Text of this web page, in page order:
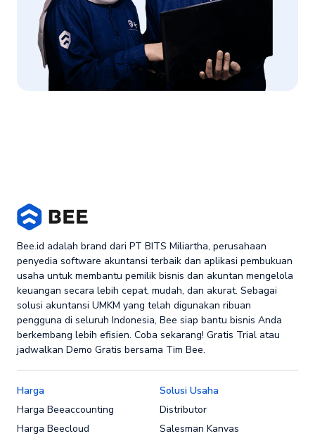
Bee.id adalah brand dari PT BITS Miliartha, perusahaan
penyedia software akuntansi terbaik dan aplikasi pembukuan
usaha untuk membantu pemilik bisnis dan akuntan mengelola
keuangan secara lebih cepat, mudah, dan akurat. Sebagai
solusi akuntansi UMKM yang telah digunakan ribuan
pengguna di seluruh Indonesia, Bee siap bantu bisnis Anda
berkembang lebih efisien. Coba sekarang! Gratis Trial atau
jadwalkan Demo Gratis bersama Tim Bee.
Harga
Harga Beeaccounting
Harga Beecloud
Solusi Usaha
Distributor
Salesman Kanvas